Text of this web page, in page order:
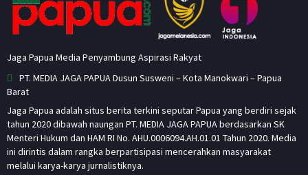
Jaga Papua Media Penyambung Aspirasi Rakyat
PT. MEDIA JAGA PAPUA Dusun Susweni – Kota Manokwari – Papua
Barat
Jaga Papua adalah situs berita terkini seputar Papua yang berdiri sejak
tahun 2020 dibawah naungan PT. MEDIA JAGA PAPUA berdasarkan SK
Menteri Hukum dan HAM RI No. AHU.0006094.AH.01.01 Tahun 2020. Media
ini dirintis dalam rangka berpartisipasi mencerahkan masyarakat
melalui karya-karya jurnalistiknya.